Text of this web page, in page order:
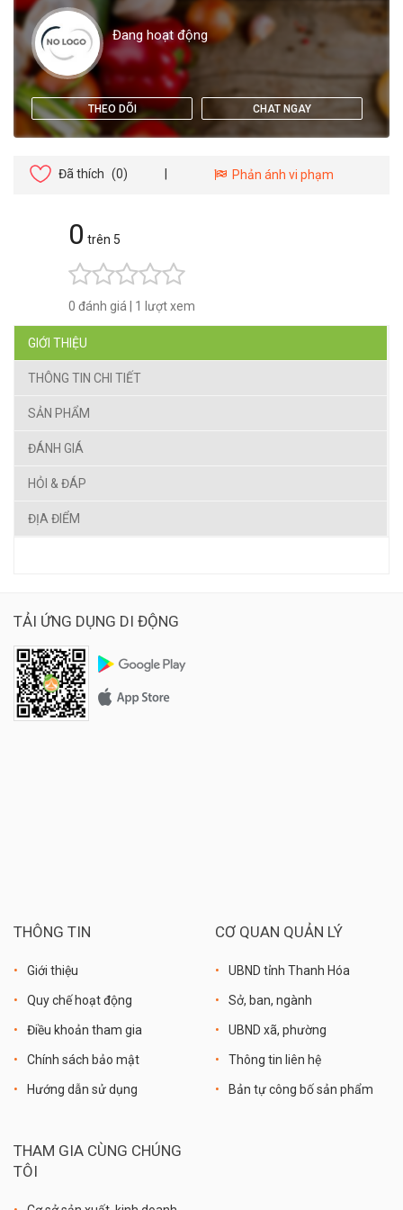
Đang hoạt động
THEO DÕI CHAT NGAY
Đã thích (0) Phản ánh vi phạm
0 trên 5
0 đánh giá 1 lượt xem
GIỚI THIỆU
THÔNG TIN CHI TIẾT
SẢN PHẨM
ĐÁNH GIÁ
HỎI & ĐÁP
ĐỊA ĐIỂM
TẢI ỨNG DỤNG DI ĐỘNG
THÔNG TIN
Giới thiệu
Quy chế hoạt động
Điều khoản tham gia
Chính sách bảo mật
Hướng dẫn sử dụng
CƠ QUAN QUẢN LÝ
UBND tỉnh Thanh Hóa
Sở, ban, ngành
UBND xã, phường
Thông tin liên hệ
Bản tự công bố sản phẩm
THAM GIA CÙNG CHÚNG
TÔI